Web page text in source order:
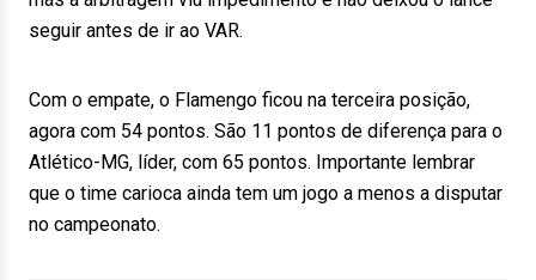
seguir antes de ir ao VAR.
Com o empate, o Flamengo ficou na terceira posição,
agora com 54 pontos. São 11 pontos de diferença para o
Atlético-MG, líder, com 65 pontos. Importante lembrar
que o time carioca ainda tem um jogo a menos a disputar
no campeonato.